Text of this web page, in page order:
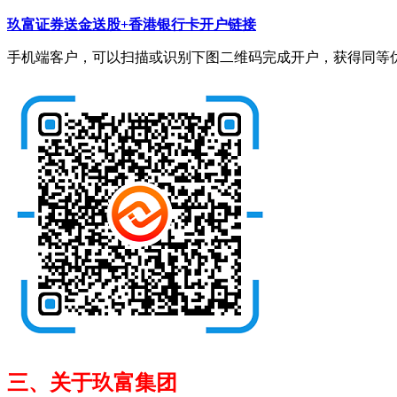
玖富证券送金送股+香港银行卡开户链接
手机端客户，可以扫描或识别下图二维码完成开户，获得同等
三、关于玖富集团